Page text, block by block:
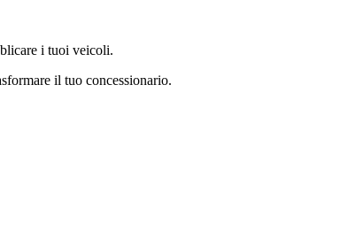
i tuoi veicoli.
il tuo concessionario.